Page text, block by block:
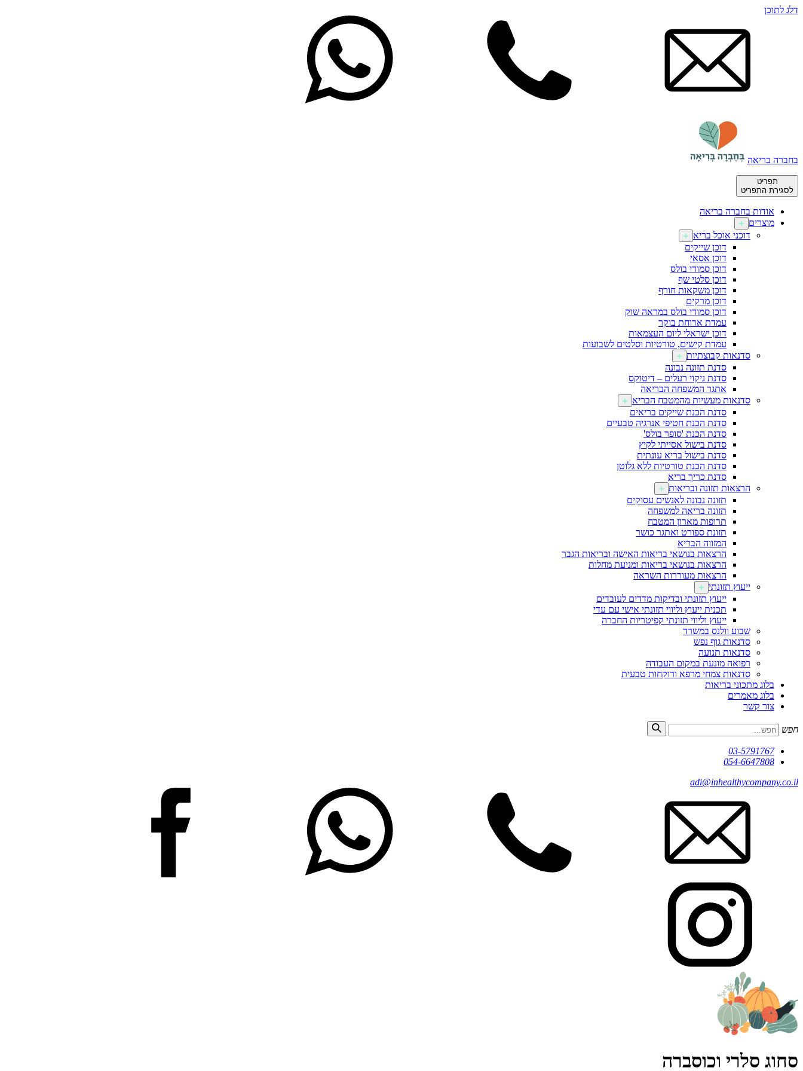
דלג לתוכן
בחברה בריאה
תפריט
לסגירת התפריט
אודות בחברה בריאה
מוצרים
דוכני אוכל בריא
דוכן שייקים
דוכן אסאי
דוכן סמודי בולס
דוכן סלטי שף
דוכן משקאות חורף
דוכן מרקים
דוכן סמודי בולס במראה שוק
עמדת ארוחת בוקר
דוכן ישראלי ליום העצמאות
עמדת קישים, טורטיות וסלטים לשבועות
סדנאות קבוצתיות
סדנת תזונה נבונה
סדנת ניקוי רעלים – דיטוקס
אתגר המשפחה הבריאה
סדנאות מעשיות מהמטבח הבריא
סדנת הכנת שייקים בריאים
סדנת הכנת חטיפי אנרגיה טבעיים
סדנת הכנת 'סופר בולס'
סדנת בישול אסייתי לקיץ
סדנת בישול בריא עונתית
סדנת הכנת טורטיות ללא גלוטן
סדנת כריך בריא
הרצאות תזונה ובריאות
תזונה נבונה לאנשים עסוקים
תזונה בריאה למשפחה
תרופות מארון המטבח
תזונת ספורט ואתגר כושר
המזווה הבריא
הרצאות בנושאי בריאות האישה ובריאות הגבר
הרצאות בנושאי בריאות ומניעת מחלות
הרצאות מעוררות השראה
ייעוץ תזונתי
ייעוץ תזונתי ובדיקות מדדים לעובדים
תכנית ייעוץ וליווי תזונתי אישי עם עדי
ייעוץ וליווי תזונתי קפיטריות החברה
שבוע וולנס במשרד
סדנאות גוף נפש
סדנאות תנועה
רפואה מונעת במקום העבודה
סדנאות צמחי מרפא ורוקחות טבעית
בלוג מתכוני בריאות
בלוג מאמרים
צור קשר
חפש
03-5791767
054-6647808
adi@inhealthycompany.co.il
סחוג סלרי וכוסברה